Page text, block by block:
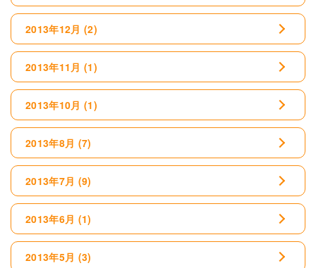
2013年12月 (2)
2013年11月 (1)
2013年10月 (1)
2013年8月 (7)
2013年7月 (9)
2013年6月 (1)
2013年5月 (3)